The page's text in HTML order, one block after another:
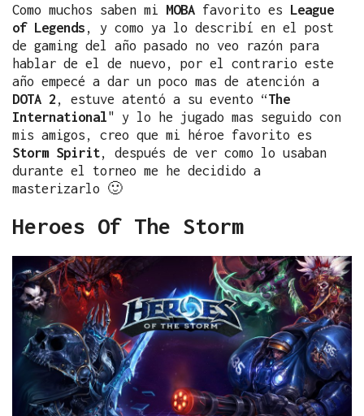
Como muchos saben mi MOBA favorito es League
of Legends , y como ya lo describí en el post
de gaming del año pasado no veo razón para
hablar de el de nuevo, por el contrario este
año empecé a dar un poco mas de atención a
DOTA 2 , estuve atentó a su evento “The
International" y lo he jugado mas seguido con
mis amigos, creo que mi héroe favorito es
Storm Spirit, después de ver como lo usaban
durante el torneo me he decidido a
masterizarlo 🙂
Heroes Of The Storm